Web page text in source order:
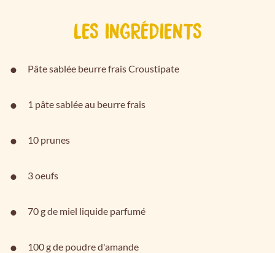
LES INGRÉDIENTS
Pâte sablée beurre frais Croustipate
1 pâte sablée au beurre frais
10 prunes
3 oeufs
70 g de miel liquide parfumé
100 g de poudre d'amande